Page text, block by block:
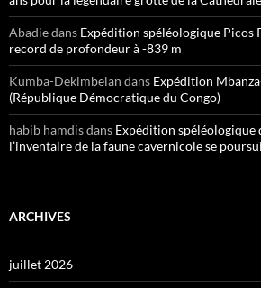
Abadiedans Expédition spéléologique Picos
record de profondeur à -839 m
Kumba-Dekimbelan dans Expédition
(République Démocratique du Congo)
habib hamdisdans Expédition spéléologique
l’inventaire de la faune cavernicole se
ARCHIVES
juillet 2026